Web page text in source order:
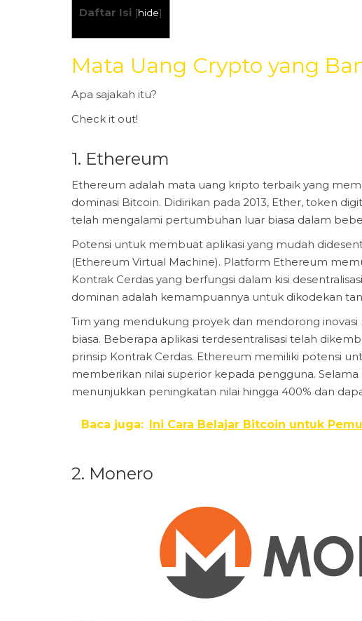
Daftar Isi [hide]
Mata Uang Crypto yang
Apa sajakah itu?
Check it out!
1. Ethereum
Ethereum adalah mata uang kripto terbaik yang
dominasi Bitcoin. Didirikan pada 2013, Ether, token
telah mengalami pertumbuhan luar biasa dalam
Potensi untuk membuat aplikasi yang mudah
(Ethereum Virtual Machine). Platform Ethereum
Kontrak Cerdas yang berfungsi dalam kisi
dominan adalah kemampuannya untuk dikodekan
Tim yang mendukung proyek dan mendorong
biasa. Beberapa aplikasi terdesentralisasi telah
prinsip Kontrak Cerdas. Ethereum memiliki potensi
memberikan nilai superior kepada pengguna.
menunjukkan peningkatan nilai hingga 400% dan
Baca juga: Ini Cara Belajar Bitcoin untuk
2. Monero